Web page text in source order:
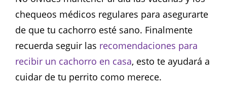
chequeos médicos regulares para asegurarte
de que tu cachorro esté sano. Finalmente
recuerda seguir las recomendaciones para
recibir un cachorro en casa, esto te ayudará a
cuidar de tu perrito como merece.